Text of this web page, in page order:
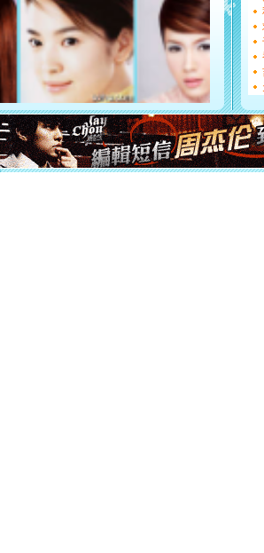
能正大
都要快乐
[圣诞节]
如意,快
[元旦]
看
断电。
你是我
[元旦]如
起；二是
离。水晶
[元旦]当
泣，这痛